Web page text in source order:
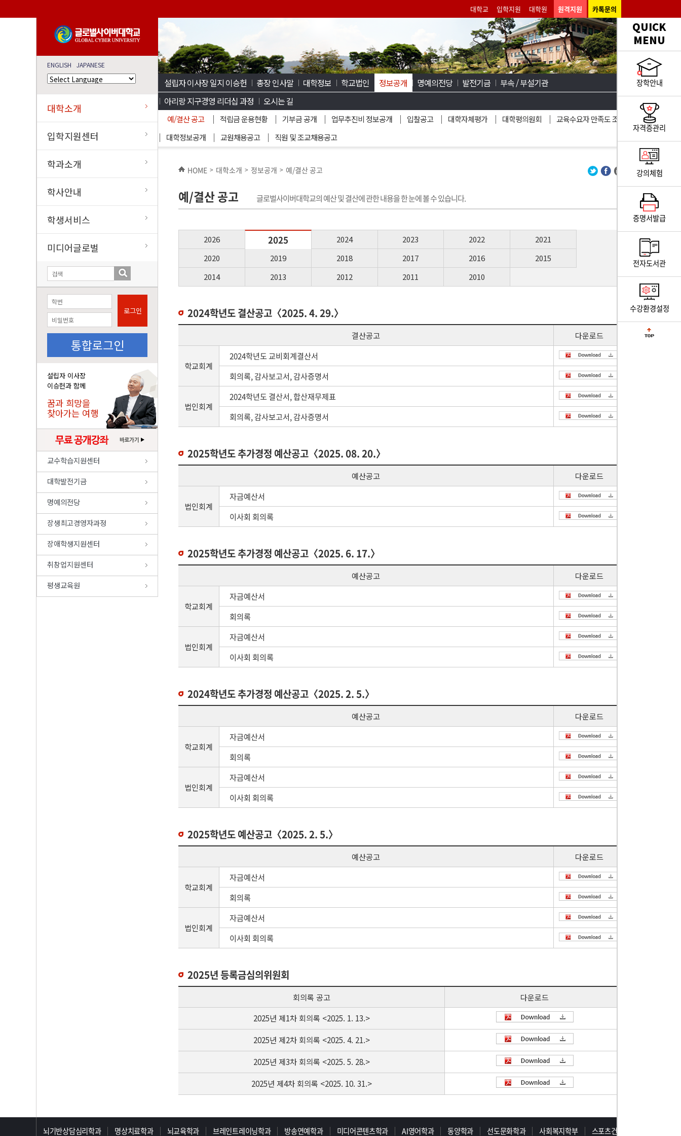
대학교 입학지원 대학원 원격지원 카톡문의
ENGLISH JAPANESE
대학소개
입학지원센터
학과소개
학사안내
학생서비스
미디어글로벌
로그인
통합로그인
설립자 이사장
이승헌과 함께
꿈과 희망을
찾아가는 여행
교수학습지원센터
대학발전기금
명예의전당
장생최고경영자과정
장애학생지원센터
취창업지원센터
평생교육원
설립자 이사장 일지 이승헌 총장 인사말 대학정보 학교법인 정보공개
예/결산 공고 적립금 운용현황 기부금 공개 업무추진비 정보공개 입찰공고 대학자체평가 대학평의원회
교육수요자 만족도 조사
대학정보공개
교원채용공고 직원 및 조교채용공고
명예의전당 발전기금
부속 / 부설기관
아리랑 지구경영 리더십 과정
오시는 길
HOME > 대학소개 > 정보공개 > 예/결산 공고
예/결산 공고 글로벌사이버대학교의 예산 및 결산에 관한 내용을 한 눈에 볼 수 있습니다.
2026 2025 2024 2023 2022
2021
2020
2019 2018 2017 2016
2015
2014
2013 2012 2011 2010
2024학년도 결산공고〈2025. 4. 29.〉
결산공고 다운로드
학교회계
2024학년도 교비회계결산서
회의록, 감사보고서, 감사증명서
법인회계
2024학년도 결산서, 합산재무제표
회의록, 감사보고서, 감사증명서
2025학년도 추가경정 예산공고〈2025. 08. 20.〉
예산공고 다운로드
법인회계
자금예산서
이사회 회의록
2025학년도 추가경정 예산공고〈2025. 6. 17.〉
예산공고 다운로드
학교회계
자금예산서
회의록
법인회계
자금예산서
이사회 회의록
2024학년도 추가경정 예산공고〈2025. 2. 5.〉
예산공고 다운로드
학교회계
자금예산서
회의록
법인회계
자금예산서
이사회 회의록
2025학년도 예산공고〈2025. 2. 5.〉
예산공고 다운로드
학교회계
자금예산서
회의록
법인회계
자금예산서
이사회 회의록
2025년 등록금심의위원회
회의록 공고
다운로드
2025년 제1차 회의록 <2025. 1. 13.>
2025년 제2차 회의록 <2025. 4. 21.>
2025년 제3차 회의록 <2025. 5. 28.>
2025년 제4차 회의록 <2025. 10. 31.>
QUICK
MENU
장학안내
자격증관리
강의체험
증명서발급
전자도서관
수강환경설정
뇌기반상담심리학과 명상치료학과 뇌교육학과 브레인트레이닝학과 방송연예학과 미디어콘텐츠학과 AI영어학과 동양학과 선도문화학과 사회복지학부 스포츠건강학부